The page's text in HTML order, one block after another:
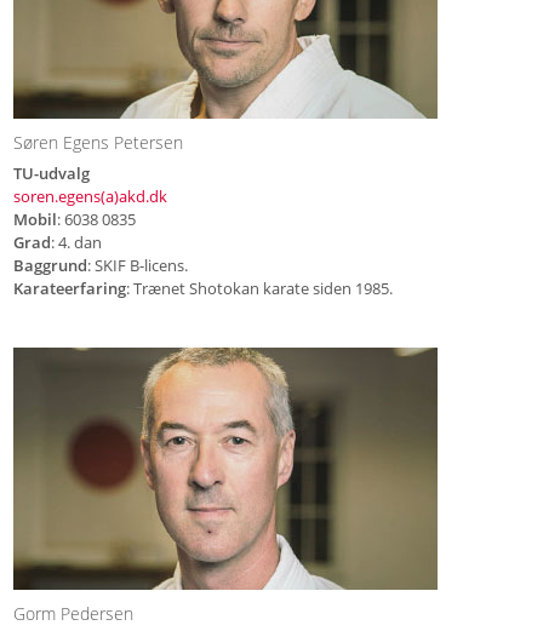
Søren Egens Petersen
TU-udvalg
soren.egens(a)akd.dk
Mobil: 6038 0835
Grad: 4. dan
Baggrund: SKIF B-licens.
Karateerfaring: Trænet Shotokan karate siden 1985.
Gorm Pedersen